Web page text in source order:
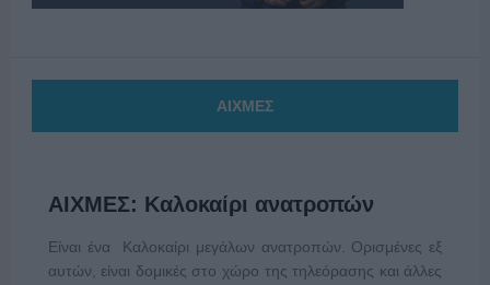
ΑΙΧΜΕΣ
ΑΙΧΜΕΣ: Καλοκαίρι ανατροπών
Είναι ένα Καλοκαίρι μεγάλων ανατροπών. Ορισμένες εξ
αυτών, είναι δομικές στο χώρο της τηλεόρασης και άλλες